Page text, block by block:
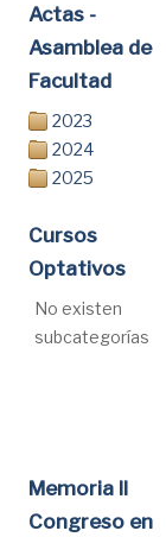
Actas -
Asamblea de
Facultad
2023
2024
2025
Cursos
Optativos
No existen
subcategorías
Memoria II
Congreso en